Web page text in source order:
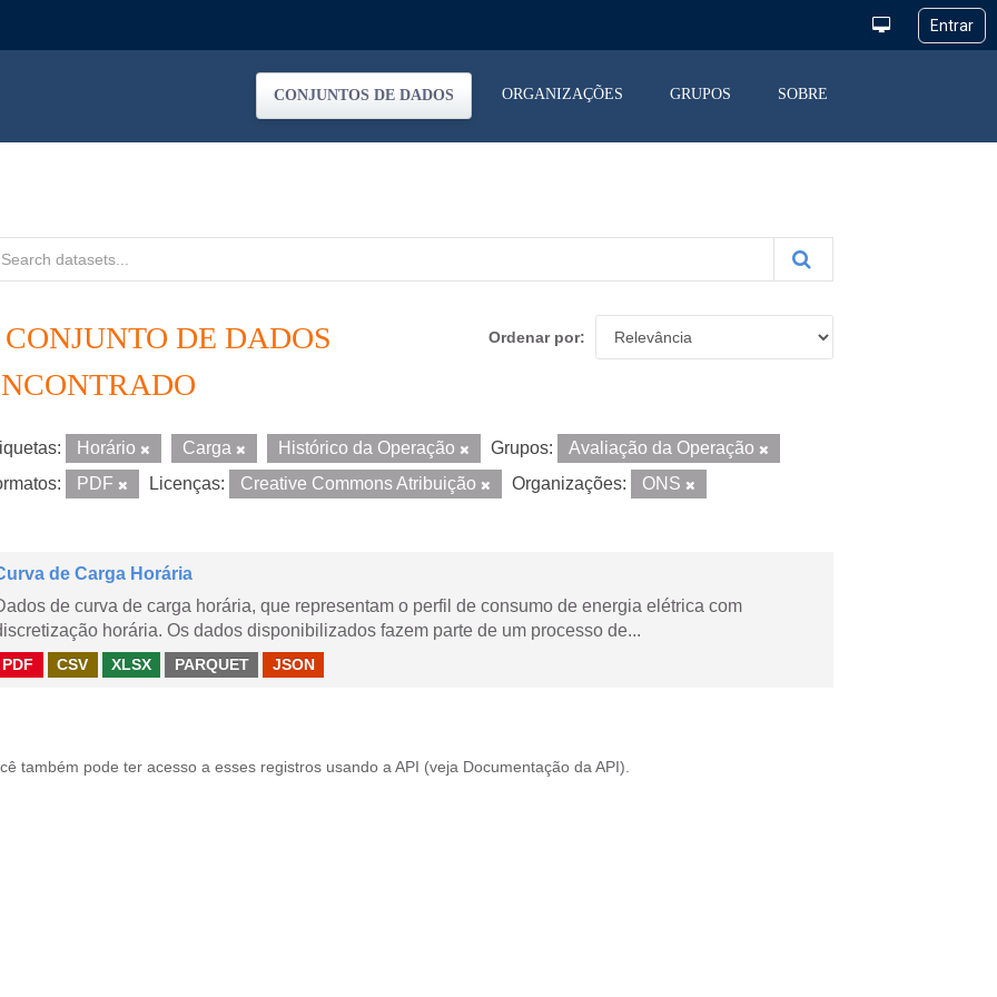
CONJUNTOS DE DADOS ORGANIZAÇÕES GRUPOS SOBRE
Ordenar por
CONJUNTO DE DADOS
Horário Carga Histórico da Operação Grupos:
Avaliação da Operação
PDF Licenças: Creative Commons Atribuição Organizações: ONS
de Carga Horária
de curva de carga horária, que representam o perfil de consumo de energia elétrica com
horária. Os dados disponibilizados fazem parte de um processo de...
PDF CSV XLSX PARQUET JSON
também pode ter acesso a esses registros usando a API (veja Documentação da API ).